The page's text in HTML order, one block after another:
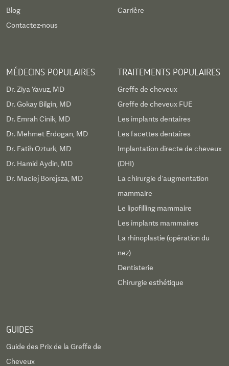
Blog
Contactez-nous
Carrière
MÉDECINS POPULAIRES
Dr. Ziya Yavuz, MD
Dr. Gokay Bilgin, MD
Dr. Emrah Cinik, MD
Dr. Mehmet Erdogan, MD
Dr. Fatih Ozturk, MD
Dr. Hamid Aydin, MD
Dr. Maciej Borejsza, MD
TRAITEMENTS POPULAIRES
Greffe de cheveux
Greffe de cheveux FUE
Les implants dentaires
Les facettes dentaires
Implantation directe de cheveux
(DHI)
La chirurgie d’augmentation
mammaire
Le lipofilling mammaire
Les implants mammaires
La rhinoplastie (opération du
nez)
Dentisterie
Chirurgie esthétique
GUIDES
Guide des Prix de la Greffe de
Cheveux